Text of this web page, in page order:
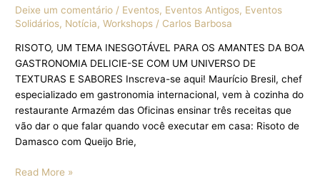
Deixe um comentário / Eventos, Eventos Antigos, Eventos
Solidários, Notícia,Workshops / Carlos Barbosa
RISOTO, UM TEMA INESGOTÁVEL PARA OS AMANTES DA BOA
GASTRONOMIA DELICIE-SE COM UM UNIVERSO DE
TEXTURAS E SABORES Inscreva-se aqui! Maurício Bresil, chef
especializado em gastronomia internacional, vem à cozinha do
restaurante Armazém das Oficinas ensinar três receitas que
vão dar o que falar quando você executar em casa: Risoto de
Damasco com Queijo Brie,
Read More »